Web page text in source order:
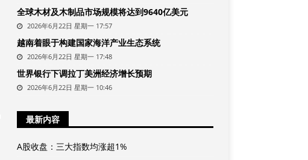
全球木材及木制品市场规模将达到9640亿美元
2026年6月22日 星期一 17:57
越南着眼于构建国家海洋产业生态系统
2026年6月22日 星期一 17:48
世界银行下调拉丁美洲经济增长预期
2026年6月22日 星期一 10:46
最新内容
A股收盘：三大指数均涨超1%